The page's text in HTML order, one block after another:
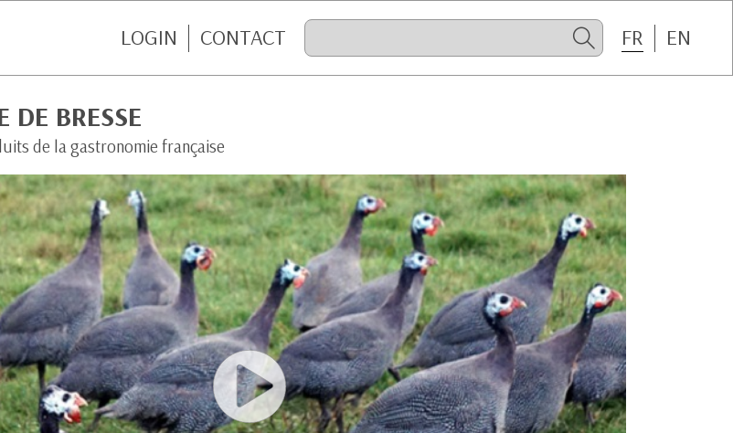
LOGIN CONTACT FR EN
DE BRESSE
de la gastronomie française